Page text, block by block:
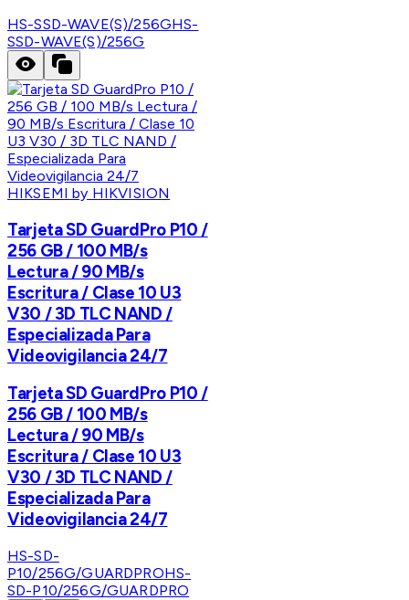
HS-SSD-WAVE(S)/256GHS-
SSD-WAVE(S)/256G
HIKSEMI by HIKVISION
Tarjeta SD GuardPro P10 /
256 GB / 100 MB/s
Lectura / 90 MB/s
Escritura / Clase 10 U3
V30 / 3D TLC NAND /
Especializada Para
Videovigilancia 24/7
Tarjeta SD GuardPro P10 /
256 GB / 100 MB/s
Lectura / 90 MB/s
Escritura / Clase 10 U3
V30 / 3D TLC NAND /
Especializada Para
Videovigilancia 24/7
HS-SD-
P10/256G/GUARDPROHS-
SD-P10/256G/GUARDPRO